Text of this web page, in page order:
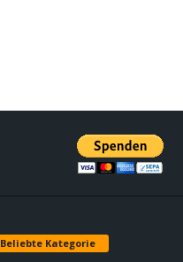
Beliebte Kategorie